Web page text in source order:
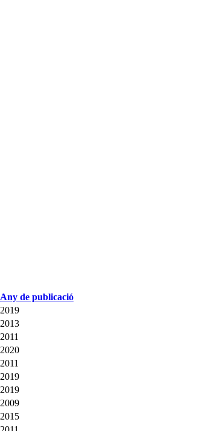
Any de publicació
2019
2013
2011
2020
2011
2019
2019
2009
2015